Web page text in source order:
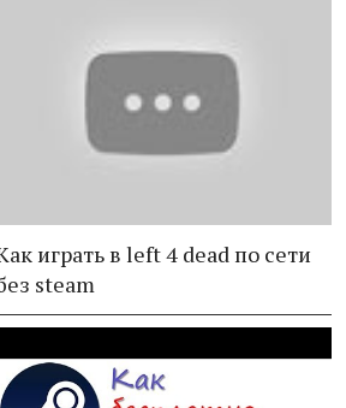
играть в left 4 dead по сети
steam